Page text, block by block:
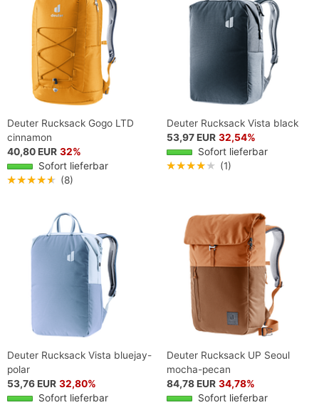
Deuter Rucksack Gogo LTD
cinnamon
40,80 EUR 32%
Sofort lieferbar
★★★★★ (8)
Deuter Rucksack Vista black
53,97 EUR 32,54%
Sofort lieferbar
★★★★★ (1)
Deuter Rucksack Vista bluejay-
polar
53,76 EUR 32,80%
Sofort lieferbar
Deuter Rucksack UP Seoul
mocha-pecan
84,78 EUR 34,78%
Sofort lieferbar